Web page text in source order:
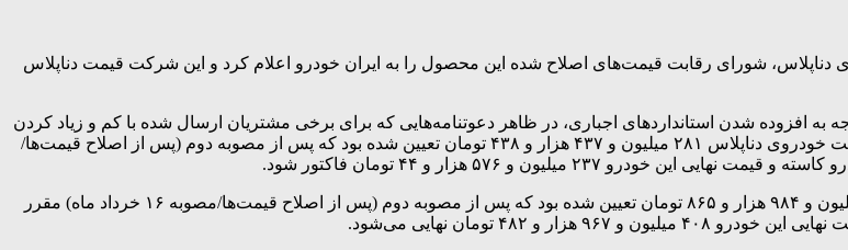
شورای رقابت قیمت‌های اصلاح شده این محصول را به ایران خودرو اعلام کرد و این شرکت قیمت دناپلاس
به‌ دنبال تغییر قیمت ۲۸ محصول ایران خودرو با توجه به افزوده شدن استانداردهای اجباری، در ظاهر دعوتنامه‌هایی که برای برخی مشتریان ارسال شده با کم و زیاد کردن
قیمت‌ها مدل بالاتر فاکتور شده است؛ بر اساس مصوبه فروردین ماه شورای رقابت، قیمت خودروی دناپلاس ۲۸۱ میلیون و ۴۳۷ هزار و ۴۳۸ تومان تعیین شده بود که پس از مصوبه دوم (پس از اصلاح قیمت‌ها/
از سوی دیگر قیمت دناپلاس توربو بر اساس مصوبه فروردین ماه شورای رقابت، ۳۹۰ میلیون و ۹۸۴ هزار و ۸۶۵ تومان تعیین شده بود که پس از مصوبه دوم (پس از اصلاح قیمت‌ها/مصوبه ۱۶ خرداد ماه) مقرر